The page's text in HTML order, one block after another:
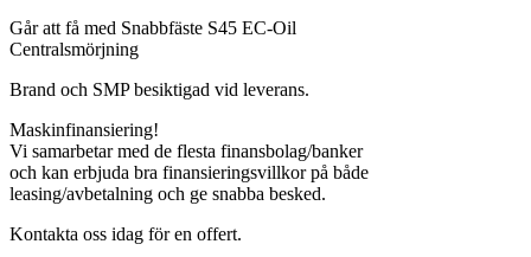
Går att få med Snabbfäste S45 EC-Oil
Centralsmörjning
Brand och SMP besiktigad vid leverans.
Maskinfinansiering!
Vi samarbetar med de flesta finansbolag/banker
och kan erbjuda bra finansieringsvillkor på både
leasing/avbetalning och ge snabba besked.
Kontakta oss idag för en offert.